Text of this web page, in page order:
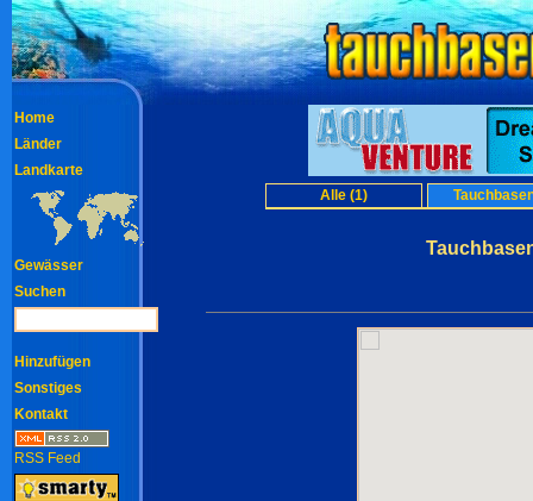
Alle (1)
Home
Länder
Landkarte
Gewässer
Suchen
Hinzufügen
Sonstiges
Kontakt
RSS Feed